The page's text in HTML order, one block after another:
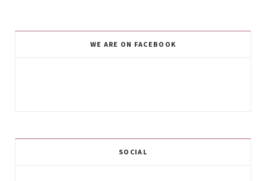
WE ARE ON FACEBOOK
SOCIAL